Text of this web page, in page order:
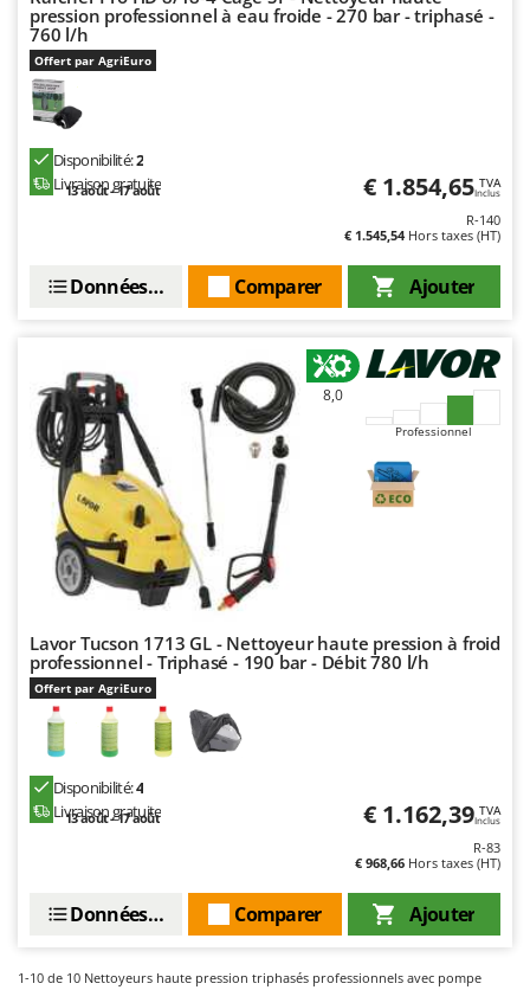
Master
Mastercook
Masterpro
McCulloch
MCH
Michelin
Mockmill
MOSA
MOVA
Mowox
MTD
New O.M.R.A.
Nilfisk
Novatec
Novital
NuAir
NuovaFac
O
Officine Savioli
Omas
pression professionnel à eau froide - 270 bar - triphasé -
760 l/h
Offert par AgriEuro
Disponibilité:2
Livraison gratuite
13 août - 17 août € 1.854,65 TVA
Inclus
R-140
€ 1.545,54Hors taxes (HT)
Ajouter
Comparer
Données techniques
8,0
Professionnel
Lavor Tucson 1713 GL - Nettoyeur haute pression à froid
professionnel - Triphasé - 190 bar - Débit 780 l/h
Offert par AgriEuro
Disponibilité:4
Livraison gratuite
13 août - 17 août € 1.162,39 TVA
Inclus
R-83
€ 968,66 Hors taxes (HT)
Ajouter
Comparer
Données techniques
1-10 de 10 Nettoyeurs haute pression triphasés professionnels avec pompe